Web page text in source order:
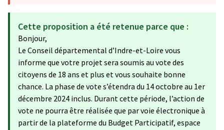
Cette proposition a été retenue parce que :
Bonjour,
Le Conseil départemental d’Indre-et-Loire vous
informe que votre projet sera soumis au vote des
citoyens de 18 ans et plus et vous souhaite bonne
chance. La phase de vote s’étendra du 14 octobre au 1er
décembre 2024 inclus. Durant cette période, l’action de
vote ne pourra être réalisée que par voie électronique à
partir de la plateforme du Budget Participatif, espace